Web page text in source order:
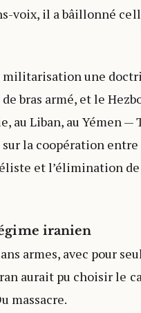
voix, il a bâillonné
une
bras armé, et le
Liban, au Yémen —
la coopération
et l’élimination
iranien
armes, avec pour
aurait pu choisir le
massacre.